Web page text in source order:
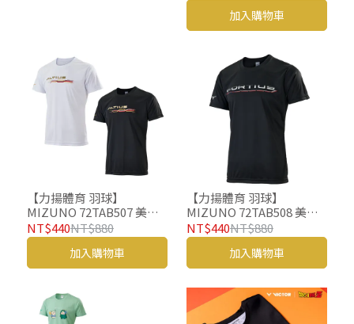
加入購物車
【力揚體育 羽球】
MIZUNO 72TAB507 美津
濃 羽球 羽球衣 羽球服飾
NT$440NT$880
加入購物車
【力揚體育 羽球】
MIZUNO 72TAB508 美津
濃 羽球 羽球衣 羽球服飾
NT$440NT$880
加入購物車